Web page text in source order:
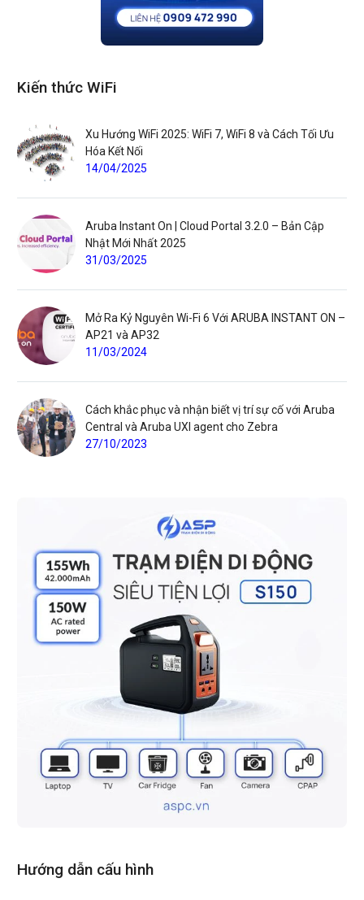
Kiến thức WiFi
Xu Hướng WiFi 2025: WiFi 7, WiFi 8 và Cách Tối Ưu
Hóa Kết Nối
14/04/2025
Aruba Instant On | Cloud Portal 3.2.0 – Bản Cập
Nhật Mới Nhất 2025
31/03/2025
Mở Ra Kỷ Nguyên Wi-Fi 6 Với ARUBA INSTANT ON –
AP21 và AP32
11/03/2024
Cách khắc phục và nhận biết vị trí sự cố với Aruba
Central và Aruba UXI agent cho Zebra
27/10/2023
Hướng dẫn cấu hình